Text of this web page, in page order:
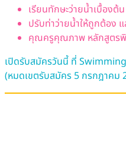
เรียนทักษะว่ายน้ำเบื้องต้
ปรับท่าว่ายน้ำให้ถูกต้อง แ
คุณครูคุณภาพ หลักสูตรพิ
เปิดรับสมัครวันนี้ ที่
(หมดเขตรับสมัคร 5 กรกฎาคม